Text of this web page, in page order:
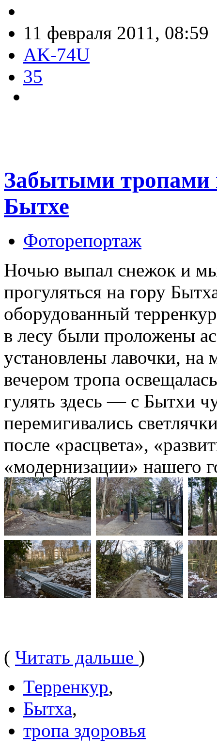
11 февраля 2011, 08:59
AK-74U
35
Забытыми тропами
Бытхе
Фоторепортаж
Ночью выпал снежок и
прогуляться на гору
оборудованный
в лесу были проложены
установлены лавочки, на
вечером тропа
гулять здесь — с Бытхи
перемигивались
после «расцвета»,
«модернизации» нашего
( Читать дальше )
Терренкур,
Бытха,
тропа здоровья